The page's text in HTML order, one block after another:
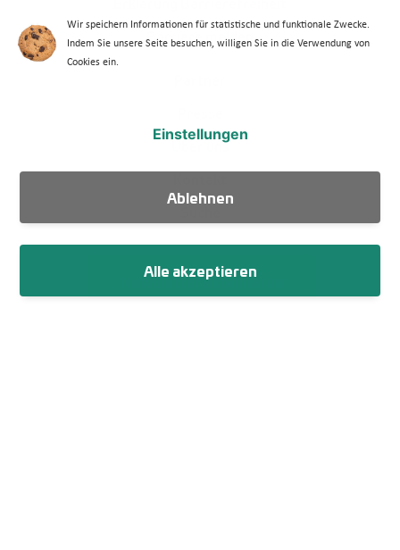
Barriere melden
Über uns
Newsletter abonnieren
Wir speichern Informationen für statistische und funktionale Zwecke.
Indem Sie unsere Seite besuchen, willigen Sie in die Verwendung von
Cookies ein.
Ablehnen
Einstellungen
Alle akzeptieren